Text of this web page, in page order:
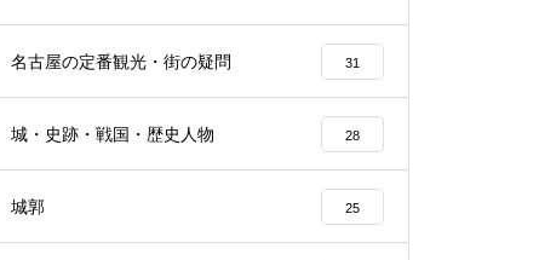
名古屋の定番観光・街の疑問 31
城・史跡・戦国・歴史人物 28
城郭 25